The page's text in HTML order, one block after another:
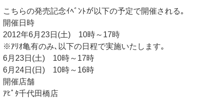
こちらの発売記念ｲﾍﾞﾝﾄが以下の予定で開催される｡
開催日時
2012年6月23日(土) 10時～17時
※ｱﾘｵ亀有のみ､以下の日程で実施いたします｡
6月23日(土) 10時～17時
6月24日(日) 10時～16時
開催店舗
ｱﾋﾟﾀ千代田橋店